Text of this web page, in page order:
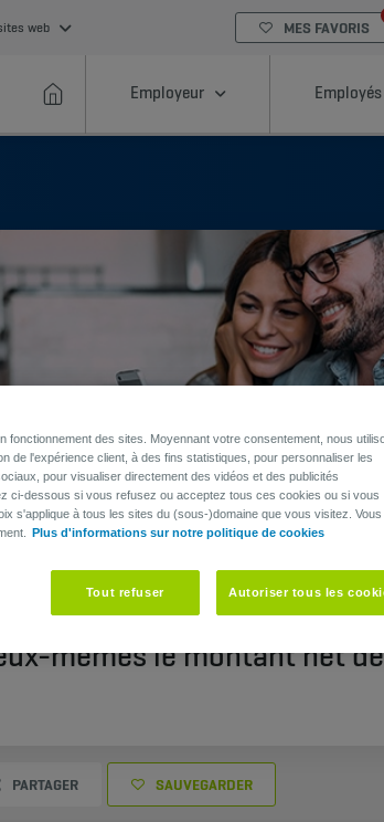
web MES FAVORIS
Employeur Employés
mêmes le montant net
PARTAGER SAUVEGARDER
fonctionnement des sites. Moyennant votre consentement, nous
de l'expérience client, à des fins statistiques, pour personnaliser les
pour visualiser directement des vidéos et des publicités
ci-dessous si vous refusez ou acceptez tous ces cookies ou si vous
s'applique à tous les sites du (sous-)domaine que vous visitez. Vous
Plus d'informations sur notre politique de cookies
Tout refuser Autoriser tous les